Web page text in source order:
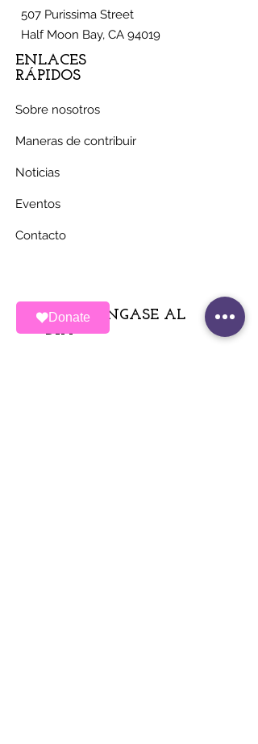
Donate
507 Purissima Street
Half Moon Bay, CA 94019
ENLACES
RÁPIDOS
Sobre nosotros
Maneras de contribuir
Noticias
Eventos
Contacto
MANTÉNGASE AL
DÍA